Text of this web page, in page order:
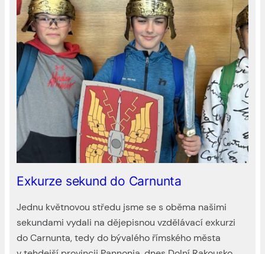
Exkurze sekund do Carnunta
Jednu květnovou středu jsme se s oběma našimi
sekundami vydali na dějepisnou vzdělávací exkurzi
do Carnunta, tedy do bývalého římského města